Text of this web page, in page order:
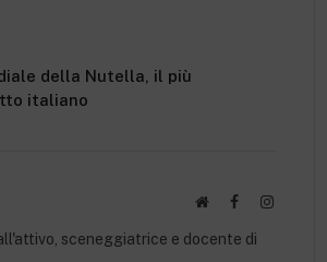
della Nutella, il più
italiano
WebsiteFacebookInstagram
sceneggiatrice e docente di